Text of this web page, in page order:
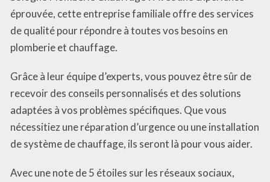
éprouvée, cette entreprise familiale offre des services
de qualité pour répondre à toutes vos besoins en
plomberie et chauffage.
Grâce à leur équipe d’experts, vous pouvez être sûr de
recevoir des conseils personnalisés et des solutions
adaptées à vos problèmes spécifiques. Que vous
nécessitiez une réparation d’urgence ou une installation
de système de chauffage, ils seront là pour vous aider.
Avec une note de 5 étoiles sur les réseaux sociaux,